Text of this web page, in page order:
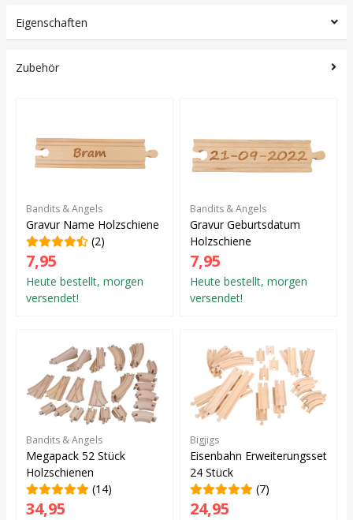
Eigenschaften
Zubehör
Bandits & Angels
Gravur Name Holzschiene
(2)
7,95
Heute bestellt, morgen
versendet!
Bandits & Angels
Gravur Geburtsdatum
Holzschiene
7,95
Heute bestellt, morgen
versendet!
Bandits & Angels
Megapack 52 Stück
Holzschienen
(14)
34,95
Bigjigs
Eisenbahn Erweiterungsset
24 Stück
(7)
24,95